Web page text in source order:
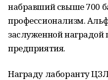
набравший свыше 700
профессионализм.
заслуженной
предприятия.
Награду лаборанту